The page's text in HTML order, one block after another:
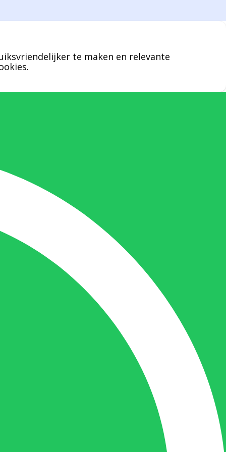
Nicole Bisscheroux:
Nicole doet bijna alles, maar vooral is ze
het aanspreekpunt voor prijsaanvragen,
drukwerk en maatwerk. Nicole heeft
contact met de tussenpersonen en weet
de juiste persoon op de juiste plaats te
benaderen en zal altijd haar uiterste best
doen u zo snel mogelijk een antwoord op
Gilles is de aangewezen persoon als u een
te maken en relevante